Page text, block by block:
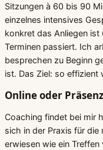
Sitzungen à 60 bis 90
einzelnes intensives
konkret das Anliegen
Terminen passiert. Ich
besprechen zu Beginn
ist. Das Ziel: so
Online oder
Coaching findet bei mir
sich in der Praxis für die
erwiesen wie ein